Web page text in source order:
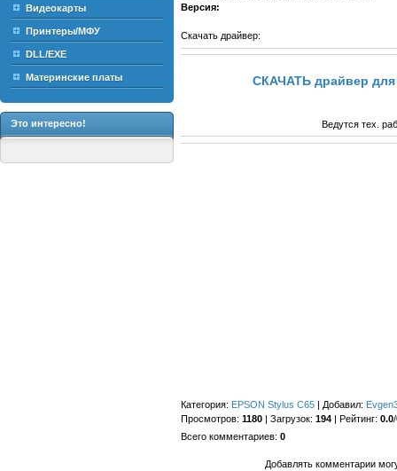
Видеокарты
Принтеры/МФУ
DLL/EXE
Материнские платы
Это интересно!
Версия:
Скачать драйвер:
СКАЧАТЬ драйвер для
Ведутся тех.
Категория: EPSON Stylus C65 Добавил:
Просмотров: 1180 Загрузок: 194 Рейтинг: 0.0/
Всего комментариев: 0
Добавлять комментарии